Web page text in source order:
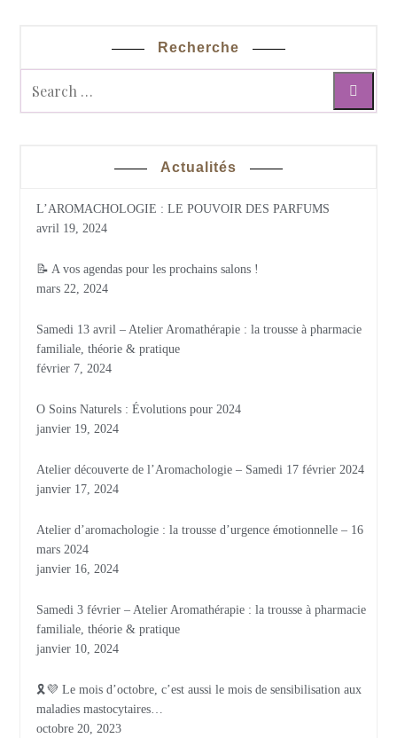
Recherche
Actualités
L’AROMACHOLOGIE : LE POUVOIR DES PARFUMS
avril 19, 2024
📝 A vos agendas pour les prochains salons !
mars 22, 2024
Samedi 13 avril – Atelier Aromathérapie : la trousse à pharmacie
familiale, théorie & pratique
février 7, 2024
O Soins Naturels : Évolutions pour 2024
janvier 19, 2024
Atelier découverte de l’Aromachologie – Samedi 17 février 2024
janvier 17, 2024
Atelier d’aromachologie : la trousse d’urgence émotionnelle – 16
mars 2024
janvier 16, 2024
Samedi 3 février – Atelier Aromathérapie : la trousse à pharmacie
familiale, théorie & pratique
janvier 10, 2024
🎗💜 Le mois d’octobre, c’est aussi le mois de sensibilisation aux
maladies mastocytaires…
octobre 20, 2023